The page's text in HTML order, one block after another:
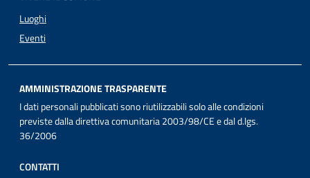
Luoghi
Eventi
AMMINISTRAZIONE TRASPARENTE
I dati personali pubblicati sono riutilizzabili solo alle condizioni
previste dalla direttiva comunitaria 2003/98/CE e dal d.lgs.
36/2006
CONTATTI